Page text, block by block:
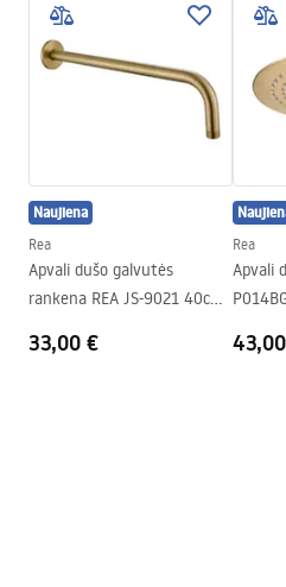
Plotis
Aukštis
Garantijos sąlygos
Naujiena
Rea
Apvali dušo galvutės
rankena REA JS-9021 40cm
33,00 €
Rea
Apvali